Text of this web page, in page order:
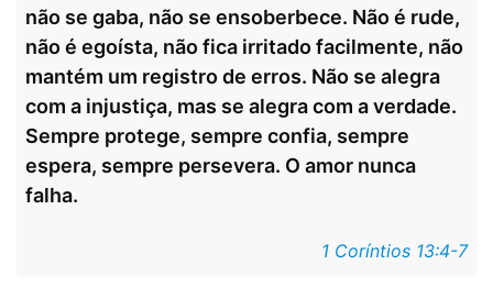
não se gaba, não se ensoberbece. Não é rude,
não é egoísta, não fica irritado facilmente, não
mantém um registro de erros. Não se alegra
com a injustiça, mas se alegra com a verdade.
Sempre protege, sempre confia, sempre
espera, sempre persevera. O amor nunca
falha.
1 Coríntios 13:4-7